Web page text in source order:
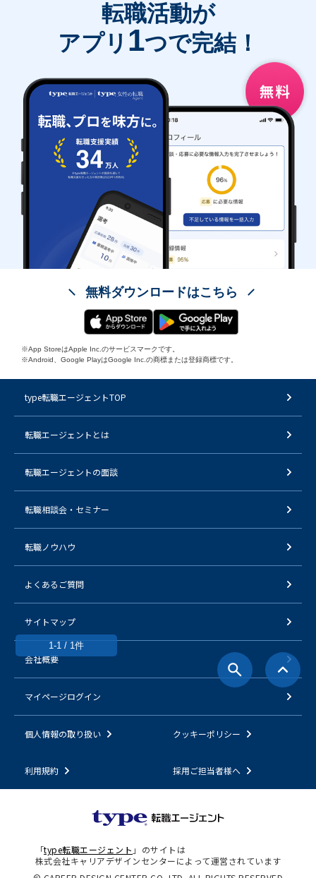
1-1 / 1件
転職活動が
アプリ 1つで完結！
無料ダウンロードはこちら
※App StoreはApple Inc.のサービスマークです。
※Android、Google PlayはGoogle Inc.の商標または登録商標です。
type転職エージェントTOP
転職エージェントとは
転職エージェントの面談
転職相談会・セミナー
転職ノウハウ
よくあるご質問
サイトマップ
会社概要
マイページログイン
個人情報の取り扱い クッキーポリシー
利用規約 採用ご担当者様へ
「type転職エージェント 」のサイトは
株式会社キャリアデザインセンターによって運営されています